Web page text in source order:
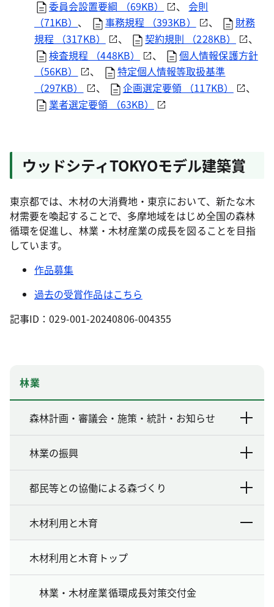
委員会設置要綱 （69KB） 、会則
（71KB） 、 事務規程 （393KB） 、
財務
規程 （317KB）
、 契約規則 （228KB）
、
検査規程 （448KB）
、
個人情報保護方針
（56KB）
、
特定個人情報等取扱基準
（297KB）
、 企画選定要領 （117KB）
、
業者選定要領 （63KB）
ウッドシティTOKYOモデル建築賞
東京都では、木材の大消費地・東京において、新たな木
材需要を喚起することで、多摩地域をはじめ全国の森林
循環を促進し、林業・木材産業の成長を図ることを目指
しています。
作品募集
過去の受賞作品はこちら
記事ID：029-001-20240806-004355
林業
森林計画・審議会・施策・統計・お知らせ
林業の振興
都民等との協働による森づくり
木材利用と木育
木材利用と木育トップ
林業・木材産業循環成長対策交付金